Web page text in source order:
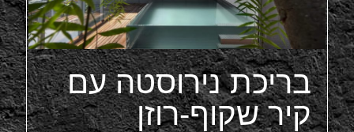
בריכת נירוסטה עם
קיר שקוף-רוזן